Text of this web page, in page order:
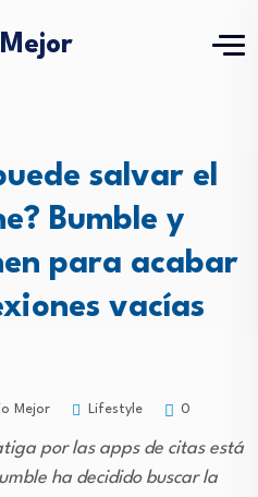
salvar el
Bumble y
para acabar
vacías
Mejor Lifestyle 0
por las apps de citas está
ha decidido buscar la